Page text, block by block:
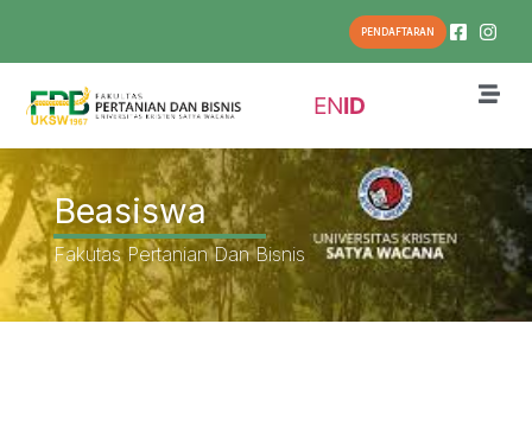
PENDAFTARAN
ENID
Beasiswa
Fakutas Pertanian Dan Bisnis